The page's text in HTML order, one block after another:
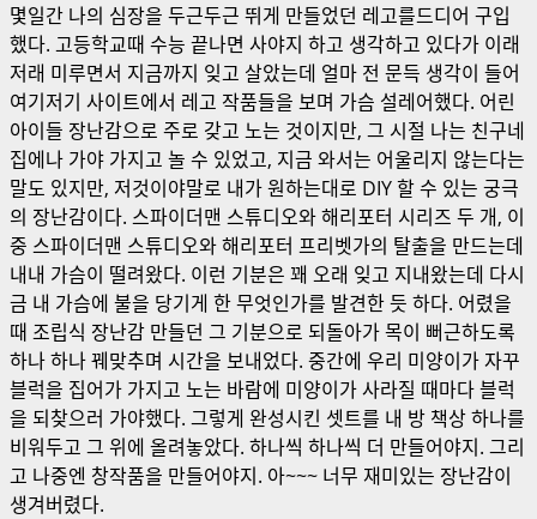
몇일간 나의 심장을 두근두근 뛰게 만들었던 레고를드디어 구입
했다. 고등학교때 수능 끝나면 사야지 하고 생각하고 있다가 이래
저래 미루면서 지금까지 잊고 살았는데 얼마 전 문득 생각이 들어
여기저기 사이트에서 레고 작품들을 보며 가슴 설레어했다. 어린
아이들 장난감으로 주로 갖고 노는 것이지만, 그 시절 나는 친구네
집에나 가야 가지고 놀 수 있었고, 지금 와서는 어울리지 않는다는
말도 있지만, 저것이야말로 내가 원하는대로 DIY 할 수 있는 궁극
의 장난감이다. 스파이더맨 스튜디오와 해리포터 시리즈 두 개, 이
중 스파이더맨 스튜디오와 해리포터 프리벳가의 탈출을 만드는데
내내 가슴이 떨려왔다. 이런 기분은 꽤 오래 잊고 지내왔는데 다시
금 내 가슴에 불을 당기게 한 무엇인가를 발견한 듯 하다. 어렸을
때 조립식 장난감 만들던 그 기분으로 되돌아가 목이 뻐근하도록
하나 하나 꿰맞추며 시간을 보내었다. 중간에 우리 미양이가 자꾸
블럭을 집어가 가지고 노는 바람에 미양이가 사라질 때마다 블럭
을 되찾으러 가야했다. 그렇게 완성시킨 셋트를 내 방 책상 하나를
비워두고 그 위에 올려놓았다. 하나씩 하나씩 더 만들어야지. 그리
고 나중엔 창작품을 만들어야지. 아~~~ 너무 재미있는 장난감이
생겨버렸다.